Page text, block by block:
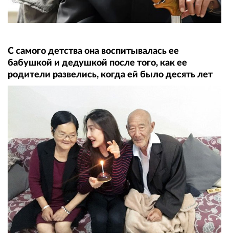
С самого детства она воспитывалась ее
бабушкой и дедушкой после того, как ее
родители развелись, когда ей было десять лет